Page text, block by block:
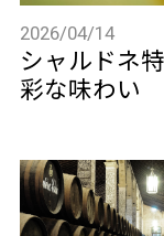
2026/04/14
シャルドネ
彩な味わい